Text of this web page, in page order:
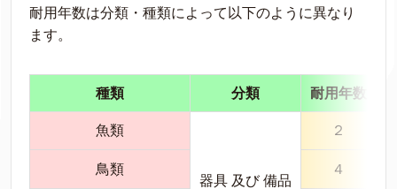
耐用年数は分類・種類によって以下のように異なり
ます。
種類 分類 耐用年数
魚類
器具 及び 備品
２
鳥類 ４